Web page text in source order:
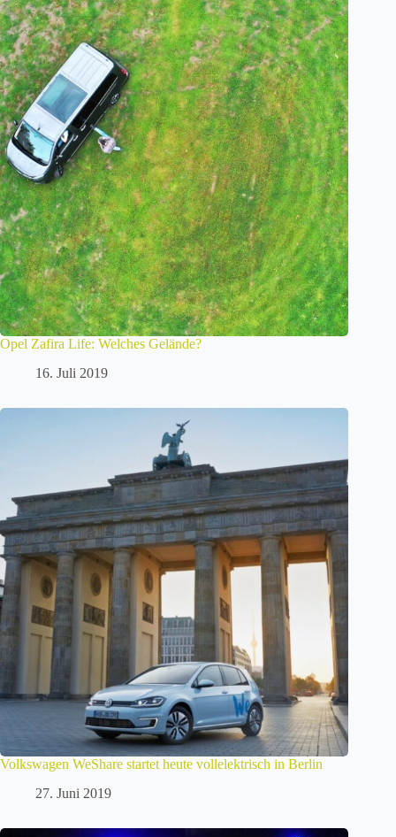
Opel Zafira Life: Welches Gelände?
16. Juli 2019
Volkswagen WeShare startet heute vollelektrisch in Berlin
27. Juni 2019